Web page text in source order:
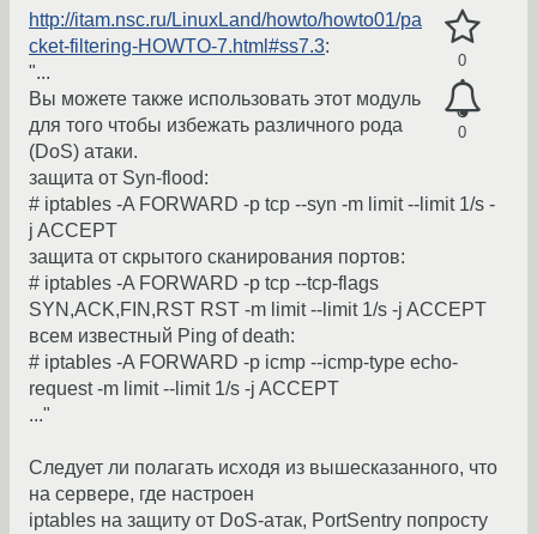
0
0
http://itam.nsc.ru/LinuxLand/howto/howto01/pa
cket-filtering-HOWTO-7.html#ss7.3:
"...
Вы можете также использовать этот модуль
для того чтобы избежать различного рода
(DoS) атаки.
защита от Syn-flood:
# iptables -A FORWARD -p tcp --syn -m limit --limit 1/s -
j ACCEPT
защита от скрытого сканирования портов:
# iptables -A FORWARD -p tcp --tcp-flags
SYN,ACK,FIN,RST RST -m limit --limit 1/s -j ACCEPT
всем известный Ping of death:
# iptables -A FORWARD -p icmp --icmp-type echo-
request -m limit --limit 1/s -j ACCEPT
..."
Cледует ли полагать исходя из вышесказанного, что
на сервере, где настроен
iptables на защиту от DoS-атак, PortSentry попросту